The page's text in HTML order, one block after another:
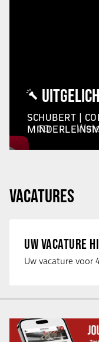
SCHUBERT |
VACATURES
UW VACATURE